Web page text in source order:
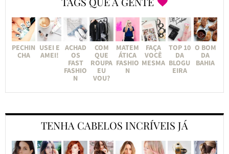
PECHIN
CHA
USEI E
AMEI!
ACHAD
OS
FAST
FASHIO
N
COM
QUE
ROUPA
EU
VOU?
MATEM
ÁTICA
FASHIO
N
FAÇA
VOCÊ
MESMA
TOP 10
DA
BLOGU
EIRA
O BOM
DA
BAHIA
TENHA CABELOS INCRÍVEIS JÁ